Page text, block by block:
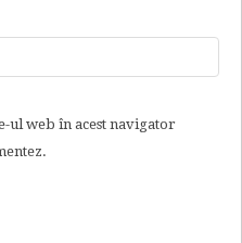
ul web în acest navigator